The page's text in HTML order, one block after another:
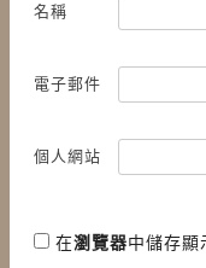
名稱
電子郵件
個人網站
在瀏覽器中儲存顯